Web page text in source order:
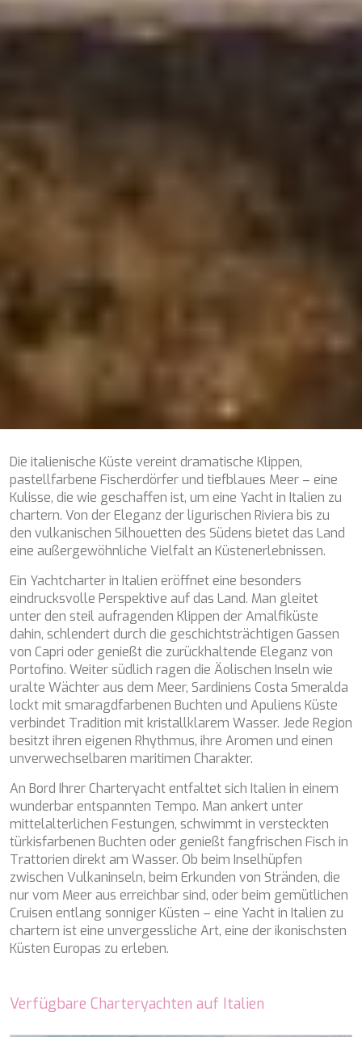
Die italienische Küste vereint dramatische Klippen,
pastellfarbene Fischerdörfer und tiefblaues Meer – eine
Kulisse, die wie geschaffen ist, um eine Yacht in Italien zu
chartern. Von der Eleganz der ligurischen Riviera bis zu
den vulkanischen Silhouetten des Südens bietet das Land
eine außergewöhnliche Vielfalt an Küstenerlebnissen.
Ein Yachtcharter in Italien eröffnet eine besonders
eindrucksvolle Perspektive auf das Land. Man gleitet
unter den steil aufragenden Klippen der Amalfiküste
dahin, schlendert durch die geschichtsträchtigen Gassen
von Capri oder genießt die zurückhaltende Eleganz von
Portofino. Weiter südlich ragen die Äolischen Inseln wie
uralte Wächter aus dem Meer, Sardiniens Costa Smeralda
lockt mit smaragdfarbenen Buchten und Apuliens Küste
verbindet Tradition mit kristallklarem Wasser. Jede Region
besitzt ihren eigenen Rhythmus, ihre Aromen und einen
unverwechselbaren maritimen Charakter.
An Bord Ihrer Charteryacht entfaltet sich Italien in einem
wunderbar entspannten Tempo. Man ankert unter
mittelalterlichen Festungen, schwimmt in versteckten
türkisfarbenen Buchten oder genießt fangfrischen Fisch in
Trattorien direkt am Wasser. Ob beim Inselhüpfen
zwischen Vulkaninseln, beim Erkunden von Stränden, die
nur vom Meer aus erreichbar sind, oder beim gemütlichen
Cruisen entlang sonniger Küsten – eine Yacht in Italien zu
chartern ist eine unvergessliche Art, eine der ikonischsten
Küsten Europas zu erleben.
Verfügbare Charteryachten auf Italien
MILOS AT SEA
MINDFULNESS
NEW YORK
NORTHERN ESCAPE
O'MATHILDE
OCEAN BREEZE
OLIMP
OMNIA
ONE BLUE
ONYX
ORIY
PAMPERO
PANDION PEARL
PANTA REI
PAREAKI
PAREAKKI
PERLA DEL MARE
PERSEVERANCE
PLAN B
PLAY THE GAME
PORTHOS SANS ABRI
PRINCESS Y72
PROJECT STEEL
PURPOSE
QUANTUM
RAOUL W
RARA AVIS
RARE DIAMOND
REBECCA V
RIVIERA
ROCKET ONE
SABBATICAL